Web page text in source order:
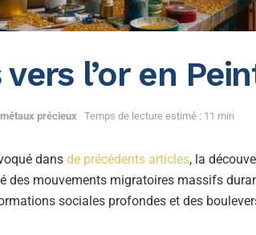
vers l’or en
précieux Temps de lecture estimé : 11 min
dans de précédents articles, la
des mouvements migratoires massifs
sociales profondes et des